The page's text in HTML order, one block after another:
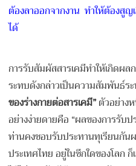
ต้องลาออกจากงาน ทำให้ต้องสูญ
ได้
การรับสัมผัสสารเคมีทำให้เกิดผ
ระทบดังกล่าวเป็นความสัมพันธ์ร
ของร่างกายต่อสารเคมี”ตัวอย่างห
อย่างง่ายดายคือ “ผลของการรับ
ท่านคงชอบรับประทานทุเรียนกัน
ประเทศไทย อยู่ในซีกใดของโลก